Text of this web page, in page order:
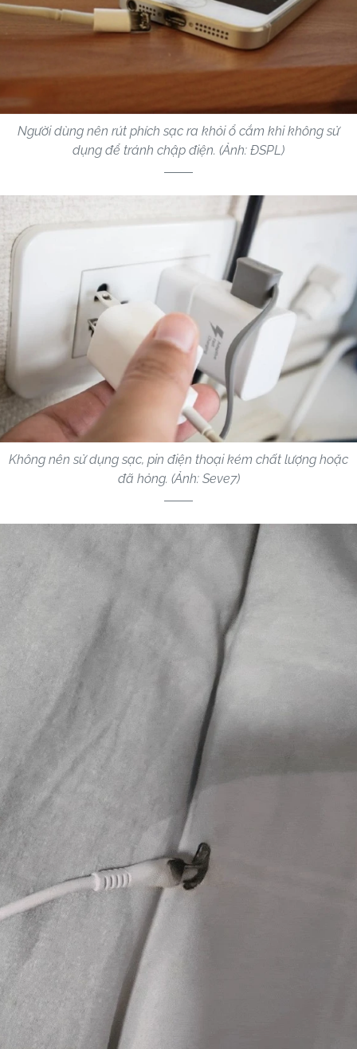
Người dùng nên rút phích sạc ra khỏi ổ cắm khi không sử
dụng để tránh chập điện. (Ảnh: ĐSPL)
Không nên sử dụng sạc, pin điện thoại kém chất lượng hoặc
đã hỏng. (Ảnh: Seve7)